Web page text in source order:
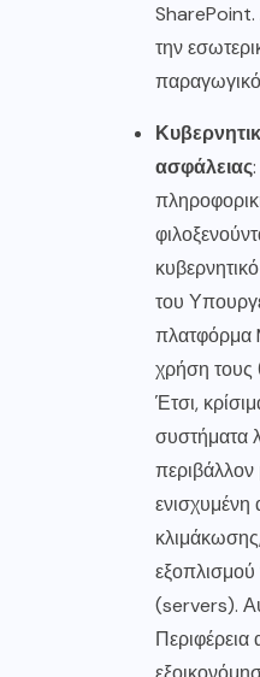
SharePoint.
την
ασφάλειας
του
πλατφόρμα
χρήση τους
Έτσι,
συστήματα
περιβάλλον
ενισχυμένη
(servers).
Περιφέρεια